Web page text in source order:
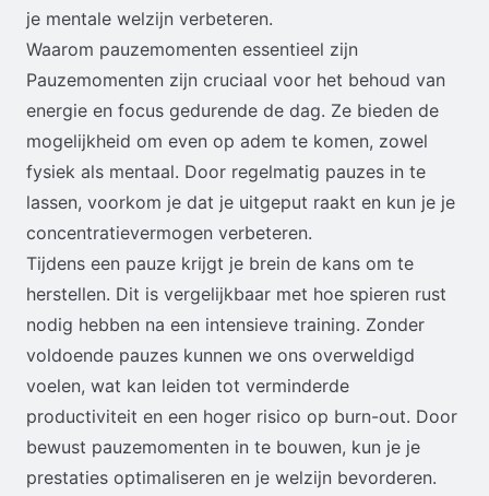
je mentale welzijn verbeteren.
Waarom pauzemomenten essentieel zijn
Pauzemomenten zijn cruciaal voor het behoud van
energie en focus gedurende de dag. Ze bieden de
mogelijkheid om even op adem te komen, zowel
fysiek als mentaal. Door regelmatig pauzes in te
lassen, voorkom je dat je uitgeput raakt en kun je je
concentratievermogen verbeteren.
Tijdens een pauze krijgt je brein de kans om te
herstellen. Dit is vergelijkbaar met hoe spieren rust
nodig hebben na een intensieve training. Zonder
voldoende pauzes kunnen we ons overweldigd
voelen, wat kan leiden tot verminderde
productiviteit en een hoger risico op burn-out. Door
bewust pauzemomenten in te bouwen, kun je je
prestaties optimaliseren en je welzijn bevorderen.